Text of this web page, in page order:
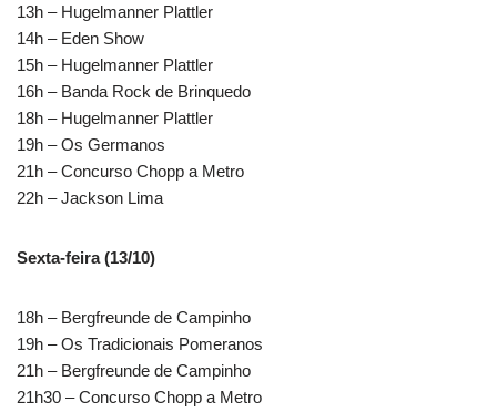
13h – Hugelmanner Plattler
14h – Eden Show
15h – Hugelmanner Plattler
16h – Banda Rock de Brinquedo
18h – Hugelmanner Plattler
19h – Os Germanos
21h – Concurso Chopp a Metro
22h – Jackson Lima
Sexta-feira (13/10)
18h – Bergfreunde de Campinho
19h – Os Tradicionais Pomeranos
21h – Bergfreunde de Campinho
21h30 – Concurso Chopp a Metro